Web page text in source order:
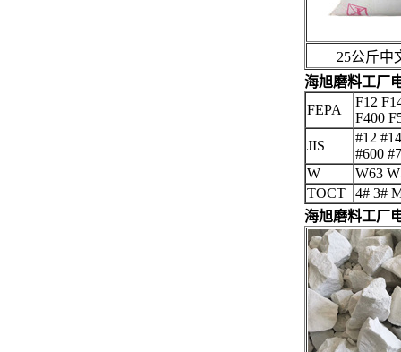
25公斤中
海旭磨料工厂
FEPA
F12
F400
JIS
#12
#600
W
W63
TOCT
4# 3#
海旭磨料工厂